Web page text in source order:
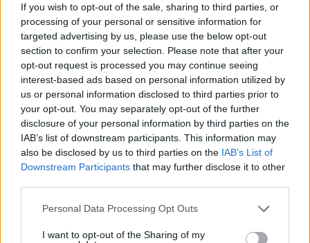
If you wish to opt-out of the sale, sharing to third parties, or
processing of your personal or sensitive information for
targeted advertising by us, please use the below opt-out
section to confirm your selection. Please note that after your
opt-out request is processed you may continue seeing
interest-based ads based on personal information utilized by
us or personal information disclosed to third parties prior to
your opt-out. You may separately opt-out of the further
disclosure of your personal information by third parties on the
IAB’s list of downstream participants. This information may
also be disclosed by us to third parties on the IAB’s List of
Downstream Participants that may further disclose it to other
Please note that this website/app uses one or more Google
not limited to your visit or usage behaviour. You may click to
Personal Data Processing Opt Outs
I want to opt-out of the Sharing of my
R.D.
07.06.2026, 23:34
Αφού δεν μπήκαν φυλακή οι ελεγκτές και δεν
αφέθηκε ελεύθερος ο πωλητής, εντύπωση μου κάνει
ΑΠΑΝΤΗΣΗ
juventus
07.06.2026, 23:15
Γεμίσαμε ψέκια
ΑΠΑΝΤΗΣΗ